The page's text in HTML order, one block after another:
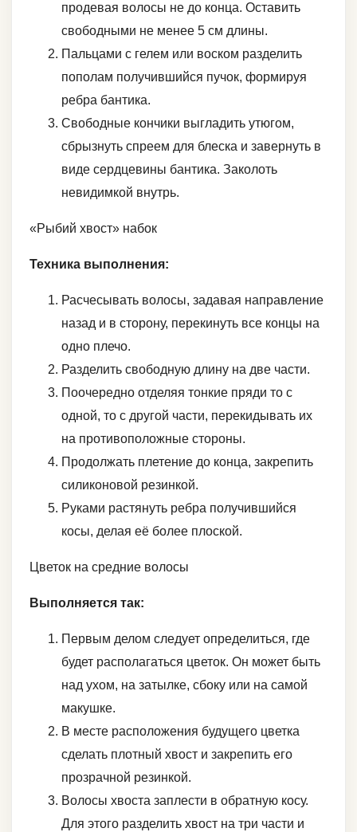
продевая волосы не до конца. Оставить
свободными не менее 5 см длины.
Пальцами с гелем или воском разделить
пополам получившийся пучок, формируя
ребра бантика.
Свободные кончики выгладить утюгом,
сбрызнуть спреем для блеска и завернуть в
виде сердцевины бантика. Заколоть
невидимкой внутрь.
«Рыбий хвост» набок
Техника выполнения:
Расчесывать волосы, задавая направление
назад и в сторону, перекинуть все концы на
одно плечо.
Разделить свободную длину на две части.
Поочередно отделяя тонкие пряди то с
одной, то с другой части, перекидывать их
на противоположные стороны.
Продолжать плетение до конца, закрепить
силиконовой резинкой.
Руками растянуть ребра получившийся
косы, делая её более плоской.
Цветок на средние волосы
Выполняется так:
Первым делом следует определиться, где
будет располагаться цветок. Он может быть
над ухом, на затылке, сбоку или на самой
макушке.
В месте расположения будущего цветка
сделать плотный хвост и закрепить его
прозрачной резинкой.
Волосы хвоста заплести в обратную косу.
Для этого разделить хвост на три части и